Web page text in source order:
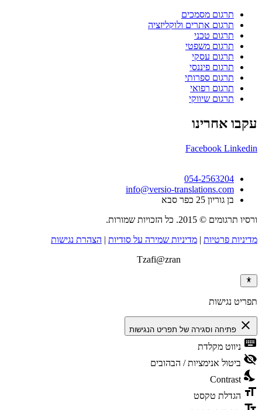
תרגום מסמכים
תרגום אתרים ולוקליזציה
תרגום טכני
תרגום משפטי
תרגום עסקי
תרגום פיננסי
תרגום ספרותי
תרגום רפואי
תרגום שיווקי
עקבו אחרינו
Facebook Linkedin
054-2563204
info@versio-translations.com
בן גוריון 25 כפר סבא
ורסיו תרגומים © 2015. כל הזכויות שמורות.
מדיניות פרטיות | מדיניות שמירה על סודיות | הצהרת נגישות
תפריט נגישות
close פתיחה וסגירה של תפריט הנגישות
keyboard ניווט מקלדת
visibility_off ביטול אנימציות / הבהובים
nights_stay
Contrast
format_size הגדלת טקסט